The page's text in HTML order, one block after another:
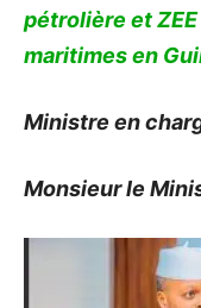
pétrolière et
maritimes en
Ministre en
Monsieur le